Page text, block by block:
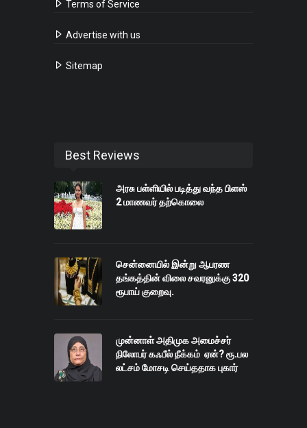
Terms of Service
Advertise with us
Sitemap
Best Reviews
அரசு பள்ளியில் படித்து வந்த பிளஸ்
2 மாணவர் தற்கொலை
சென்னையில் இன்று ஆபரண
தங்கத்தின் விலை சவரனுக்கு 320
ரூபாய் குறைவு.
முன்னாள் அதிமுக அமைச்சர்
நிலோபர் கஃபீல் நீக்கம் ஏன்? ரூ.பல
லட்சம் மோசடி செய்ததாக புகார்